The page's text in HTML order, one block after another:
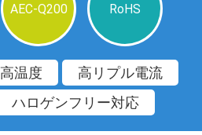
AEC-Q200 RoHS
高温度
高リプル電流
ハロゲンフリー対応